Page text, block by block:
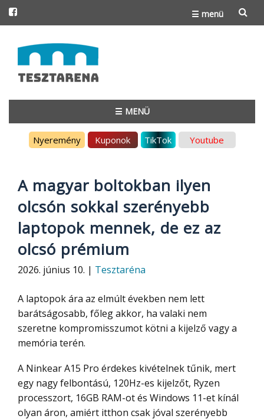
☰ menü
to
content
☰ MENÜ
Nyeremény Kuponok TikTok Youtube
A magyar boltokban ilyen
olcsón sokkal szerényebb
laptopok mennek, de ez az
olcsó prémium
2026. június 10. | Tesztaréna
A laptopok ára az elmúlt években nem lett
barátságosabb, főleg akkor, ha valaki nem
szeretne kompromisszumot kötni a kijelző vagy a
memória terén.
A Ninkear A15 Pro érdekes kivételnek tűnik, mert
egy nagy felbontású, 120Hz-es kijelzőt, Ryzen
processzort, 16GB RAM-ot és Windows 11-et kínál
olyan áron, amiért itthon csak jóval szerényebb